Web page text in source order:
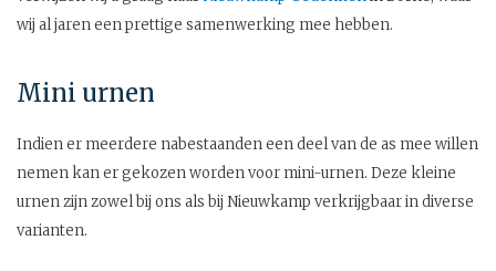
wij al jaren een prettige samenwerking mee hebben.
Mini urnen
Indien er meerdere nabestaanden een deel van de as mee willen
nemen kan er gekozen worden voor mini-urnen. Deze kleine
urnen zijn zowel bij ons als bij Nieuwkamp verkrijgbaar in diverse
varianten.